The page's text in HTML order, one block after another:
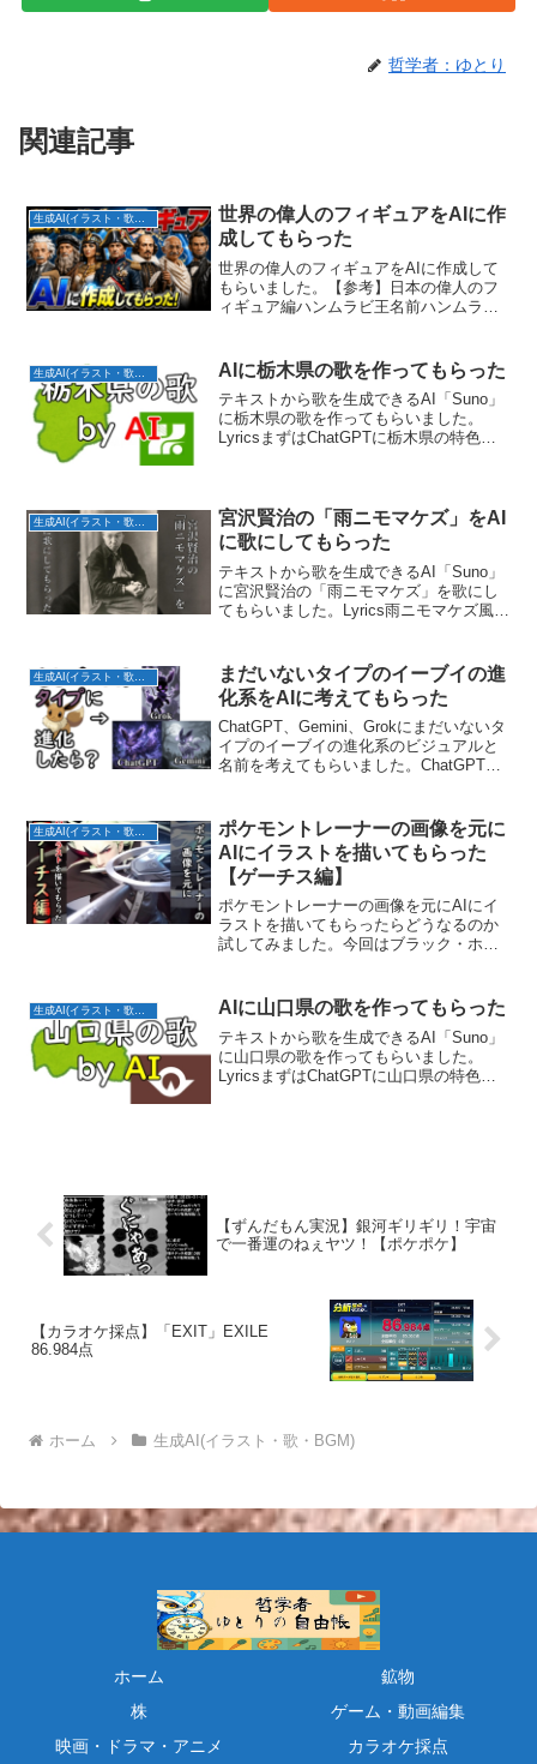
哲学者：ゆとり
関連記事
世界の偉人のフィギュアをAIに作
成してもらった
世界の偉人のフィギュアをAIに作成して
もらいました。【参考】日本の偉人のフ
ィギュア編ハンムラビ王名前ハンムラビ
定メソポタミア統一運河の建設中央集権
化ラムセス二世名前...
AIに栃木県の歌を作ってもらった
テキストから歌を生成できるAI「Suno」
に栃木県の歌を作ってもらいました。
LyricsまずはChatGPTに栃木県の特色・
かん...
宮沢賢治の「雨ニモマケズ」をAI
に歌にしてもらった
テキストから歌を生成できるAI「Suno」
に宮沢賢治の「雨ニモマケズ」を歌にし
てもらいました。Lyrics雨ニモマケズ風ニ
ツモシヅカニワラッテヰル一日ニ玄米四
合ト味噌ト...
まだいないタイプのイーブイの進
化系をAIに考えてもらった
ChatGPT、Gemini、Grokにまだいないタ
イプのイーブイの進化系のビジュアルと
名前を考えてもらいました。ChatGPTノ
ん・・・GeminiノーマルタイプGrokノ...
生成AI(イラスト・歌・BGM)
ポケモントレーナーの画像を元に
AIにイラストを描いてもらった
【ゲーチス編】
ポケモントレーナーの画像を元にAIにイ
ラストを描いてもらったらどうなるのか
試してみました。今回はブラック・ホワ
生成AI(イラスト・歌・BGM) AIに山口県の歌を作ってもらった
テキストから歌を生成できるAI「Suno」
に山口県の歌を作ってもらいました。
LyricsまずはChatGPTに山口県の特色・
【ずんだもん実況】銀河ギリギリ！宇宙
で一番運のねぇヤツ！【ポケポケ】
【カラオケ採点】「EXIT」EXILE
86.984点
ホーム 生成AI(イラスト・歌・BGM)
ホーム
鉱物
株
ゲーム・動画編集
映画・ドラマ・アニメ
カラオケ採点